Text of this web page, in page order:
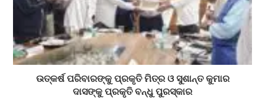
ଉତ୍କର୍ଷ ପରିବାରଙ୍କୁ ପ୍ରକୃତି ମିତ୍ର ଓ ସୁଶାନ୍ତ କୁମାର
ଦାସଙ୍କୁ ପ୍ରକୃତି ବନ୍ଧୁ ପୁରସ୍କାର